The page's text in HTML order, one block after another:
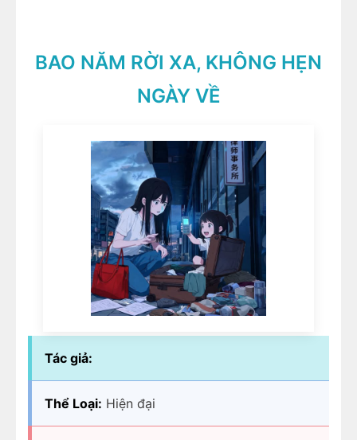
BAO NĂM RỜI XA, KHÔNG HẸN
NGÀY VỀ
Tác giả:
Thể Loại: Hiện đại